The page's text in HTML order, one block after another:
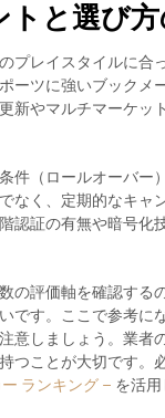
と選び
プレイスタイルに合
ーツに強いブックメ
新やマルチマーケッ
件（ロールオーバー
なく、定期的なキャ
認証の有無や暗号化
の評価軸を確認する
です。ここで参考に
意しましょう。業者
つことが大切です。
ランキング – を活